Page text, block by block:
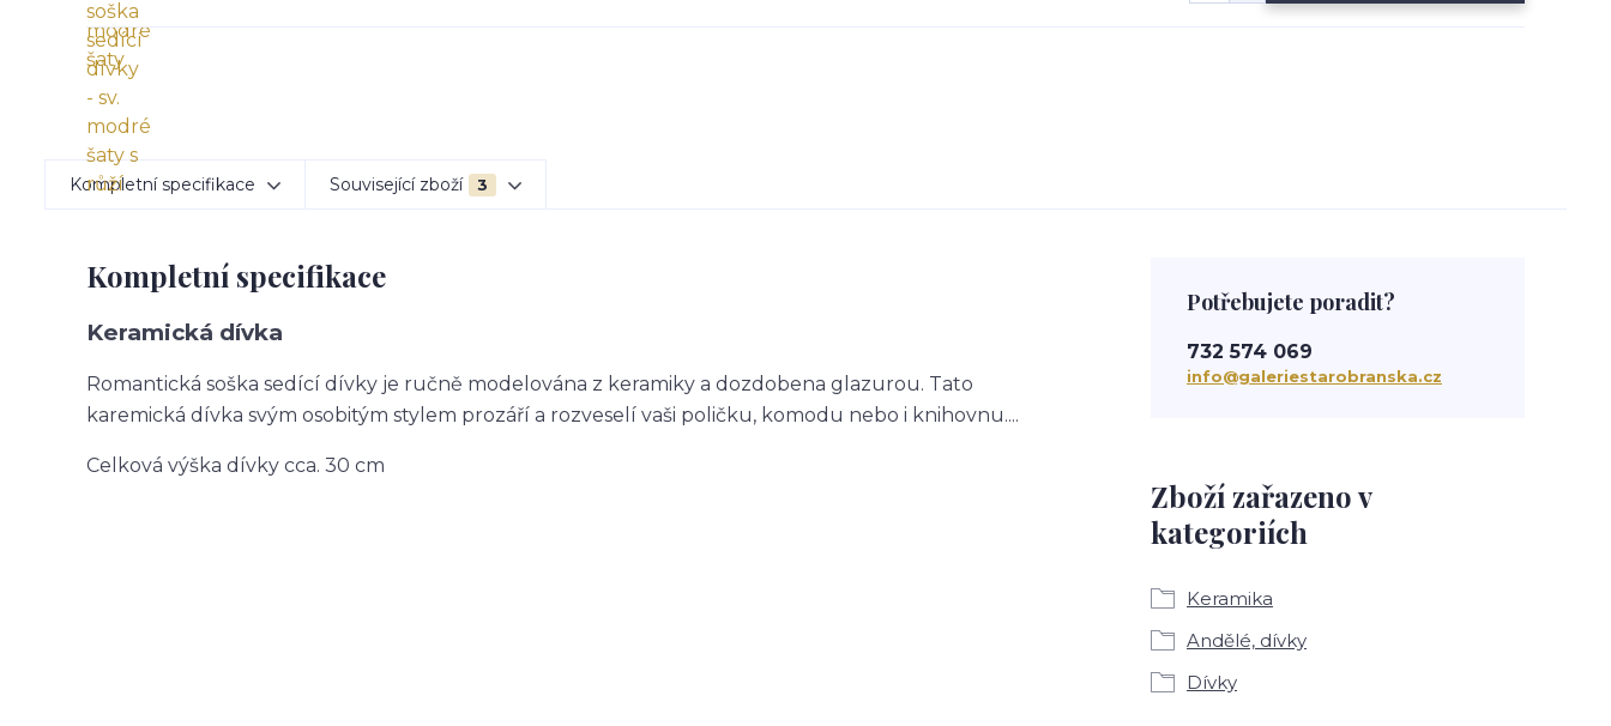
Kompletní specifikace Související zboží 3
Kompletní specifikace
Keramická dívka
Romantická soška sedící dívky je ručně modelována z keramiky a dozdobena glazurou. Tato
karemická dívka svým osobitým stylem prozáří a rozveselí vaši poličku, komodu nebo i knihovnu....
Celková výška dívky cca. 30 cm
Zboží zařazeno v
kategoriích
Keramika
Andělé, dívky
Dívky
Potřebujete poradit?
732 574 069
info@galeriestarobranska.cz